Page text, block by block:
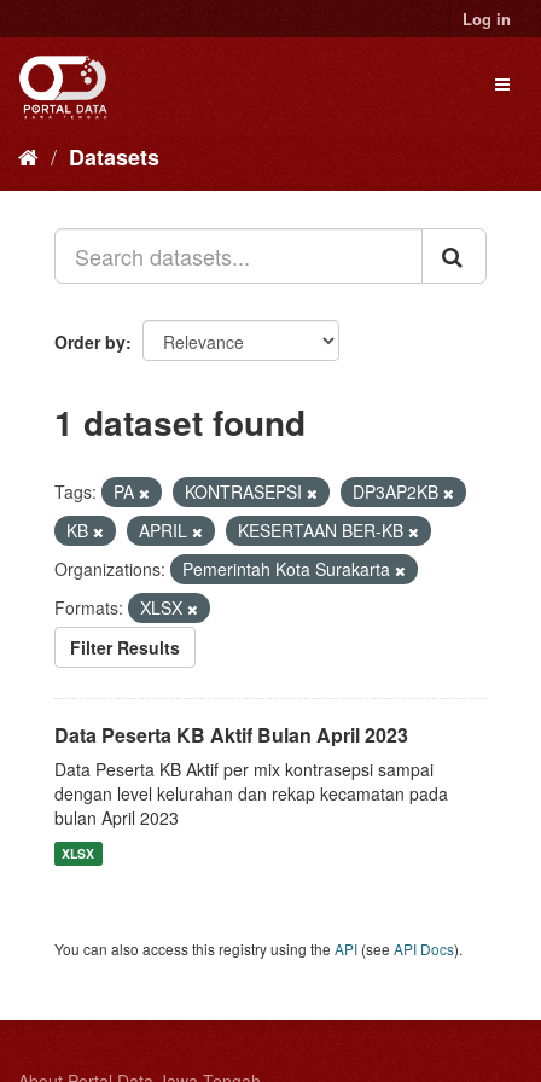
to
content
Log in
Datasets
Order by
1 dataset found
Tags: PA KONTRASEPSI
DP3AP2KB
KB
APRIL
KESERTAAN BER-KB
Organizations:
Pemerintah Kota Surakarta
Formats:
XLSX
Filter Results
Data Peserta KB Aktif Bulan April 2023
Data Peserta KB Aktif per mix kontrasepsi sampai
dengan level kelurahan dan rekap kecamatan pada
bulan April 2023
XLSX
You can also access this registry using the API (see API Docs).